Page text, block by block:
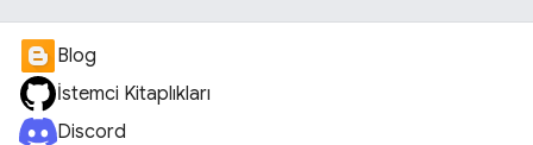
Blog
İstemci Kitaplıkları
Discord